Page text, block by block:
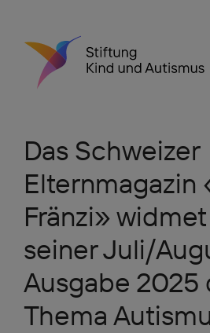
Das Schweizer
Elternmagazin
Fränzi»
seiner Juli/
Ausgabe 2025
Thema